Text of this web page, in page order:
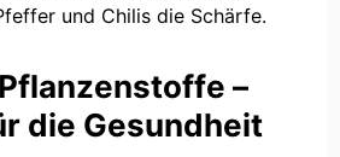
und Chilis die Schärfe.
–
die Gesundheit